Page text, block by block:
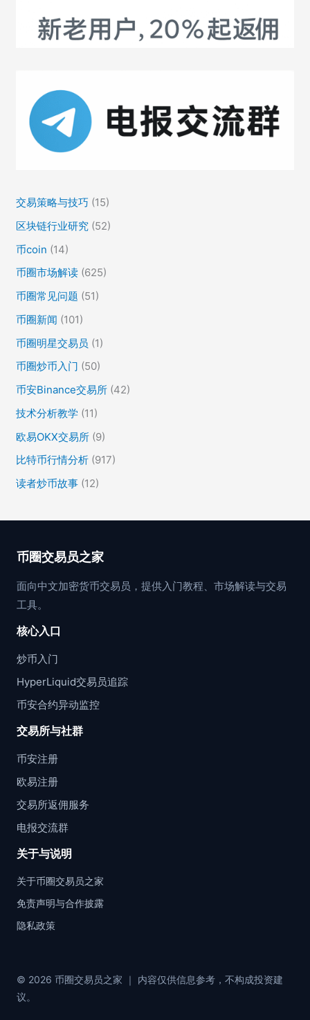
交易策略与技巧 (15)
区块链行业研究 (52)
币coin (14)
币圈市场解读 (625)
币圈常见问题 (51)
币圈新闻 (101)
币圈明星交易员 (1)
币圈炒币入门 (50)
币安Binance交易所 (42)
技术分析教学 (11)
欧易OKX交易所 (9)
比特币行情分析 (917)
读者炒币故事 (12)
币圈交易员之家
面向中文加密货币交易员，提供入门教程、市场解读与交易
工具。
核心入口
炒币入门
HyperLiquid交易员追踪
币安合约异动监控
交易所与社群
币安注册
欧易注册
交易所返佣服务
电报交流群
关于与说明
关于币圈交易员之家
免责声明与合作披露
隐私政策
© 2026 币圈交易员之家 ｜ 内容仅供信息参考，不构成投资建
议。